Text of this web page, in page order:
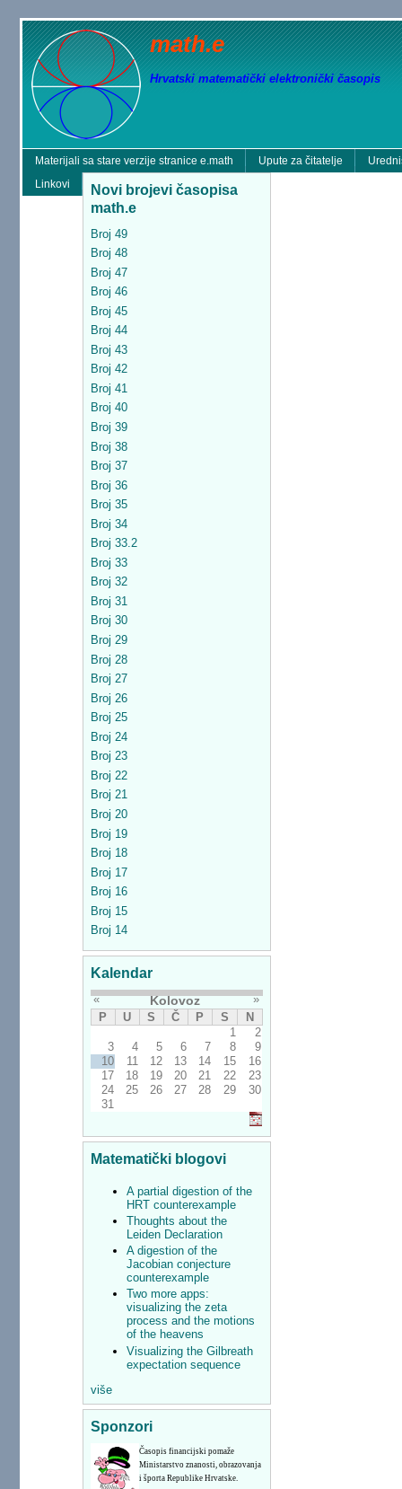
math.e
Hrvatski matematički elektronički časopis
Materijali sa stare verzije stranice e.math Upute za čitatelje
Linkovi
Novi brojevi časopisa
math.e
Broj 49
Broj 48
Broj 47
Broj 46
Broj 45
Broj 44
Broj 43
Broj 42
Broj 41
Broj 40
Broj 39
Broj 38
Broj 37
Broj 36
Broj 35
Broj 34
Broj 33.2
Broj 33
Broj 32
Broj 31
Broj 30
Broj 29
Broj 28
Broj 27
Broj 26
Broj 25
Broj 24
Broj 23
Broj 22
Broj 21
Broj 20
Broj 19
Broj 18
Broj 17
Broj 16
Broj 15
Broj 14
Kalendar
« Kolovoz
»
P
U S Č P S
N
1
2
3
4 5 6 7 8
9
10
11 12 13 14 15
16
17
18 19 20 21 22
23
24
25 26 27 28 29
30
31
Matematički blogovi
A partial digestion of the
HRT counterexample
Thoughts about the
Leiden Declaration
A digestion of the
Jacobian conjecture
counterexample
Two more apps:
visualizing the zeta
process and the motions
of the heavens
Visualizing the Gilbreath
expectation sequence
više
Sponzori
Časopis financijski pomaže
Ministarstvo znanosti, obrazovanja
i športa Republike Hrvatske.